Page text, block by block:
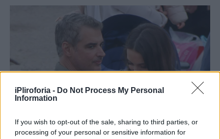
iPliroforia - Do Not Process My Personal
Information
If you wish to opt-out of the sale, sharing to third parties, or
processing of your personal or sensitive information for